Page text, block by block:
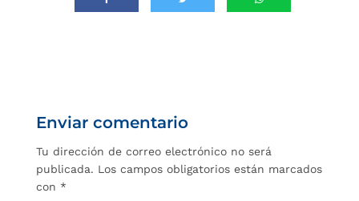
Enviar comentario
Tu dirección de correo electrónico no será
publicada. Los campos obligatorios están marcados
con *